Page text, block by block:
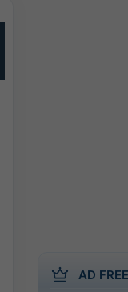
AD FREE